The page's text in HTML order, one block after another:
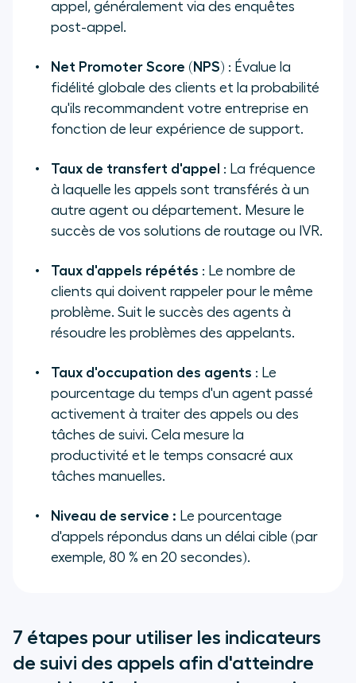
appel, généralement via des enquêtes
post-appel.
Net Promoter Score (NPS) : Évalue la
fidélité globale des clients et la probabilité
qu'ils recommandent votre entreprise en
fonction de leur expérience de support.
Taux de transfert d'appel : La fréquence
à laquelle les appels sont transférés à un
autre agent ou département. Mesure le
succès de vos solutions de routage ou IVR.
Taux d'appels répétés : Le nombre de
clients qui doivent rappeler pour le même
problème. Suit le succès des agents à
résoudre les problèmes des appelants.
Taux d'occupation des agents : Le
pourcentage du temps d'un agent passé
activement à traiter des appels ou des
tâches de suivi. Cela mesure la
productivité et le temps consacré aux
tâches manuelles.
Niveau de service : Le pourcentage
d'appels répondus dans un délai cible (par
exemple, 80 % en 20 secondes).
7 étapes pour utiliser les indicateurs
de suivi des appels afin d'atteindre